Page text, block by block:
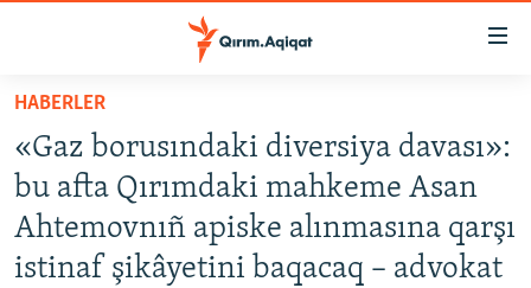
Esas
qaytmaq
Baş
navigatsiyağa
qaytmaq
Qıdıruvğa
HABERLER
SİYASET
İQTİSADİYAT
CEMİYET
HABERLER
«Gaz borusındaki diversiya davası»:
bu afta Qırımdaki mahkeme Asan
Ahtemovnıñ apiske alınmasına qarşı
istinaf şikâyetini baqacaq – advokat